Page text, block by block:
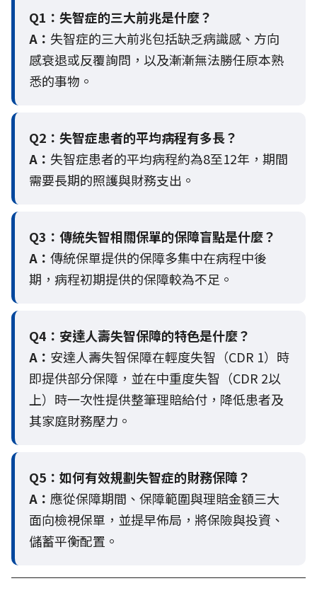
Q1：失智症的三大前兆是什麼？
A： 失智症的三大前兆包括缺乏病識感、方向
感衰退或反覆詢問，以及漸漸無法勝任原本熟
悉的事物。
Q2： 失智症患者的平均病程有多長？
A： 失智症患者的平均病程約為8至12年，期間
需要長期的照護與財務支出。
Q3： 傳統失智相關保單的保障盲點是什麼？
A： 傳統保單提供的保障多集中在病程中後
期，病程初期提供的保障較為不足。
Q4： 安達人壽失智保障的特色是什麼？
A： 安達人壽失智保障在輕度失智（CDR 1）時
即提供部分保障，並在中重度失智（CDR 2以
上）時一次性提供整筆理賠給付，降低患者及
其家庭財務壓力。
Q5： 如何有效規劃失智症的財務保障？
A： 應從保障期間、保障範圍與理賠金額三大
面向檢視保單，並提早佈局，將保險與投資、
儲蓄平衡配置。